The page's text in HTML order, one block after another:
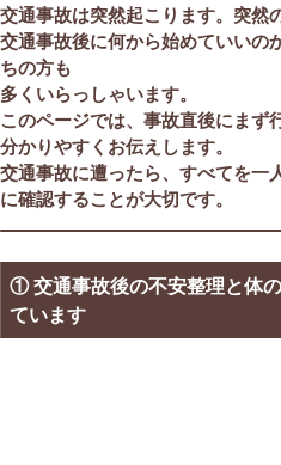
交通事故は突然起こります。突然
交通事故後に何から始めていいの
ちの方も
多くいらっしゃいます。
このページでは、事故直後にまず
分かりやすくお伝えします。
交通事故に遭ったら、すべてを一
に確認することが大切です。
① 交通事故後の不安整理と体
ています